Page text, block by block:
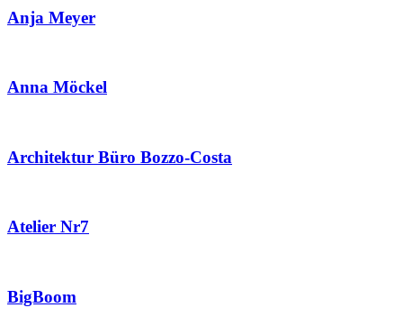
Anja Meyer
Anna Möckel
Architektur Büro Bozzo-Costa
Atelier Nr7
BigBoom